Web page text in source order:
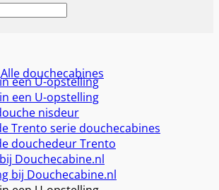
Alle douchecabines